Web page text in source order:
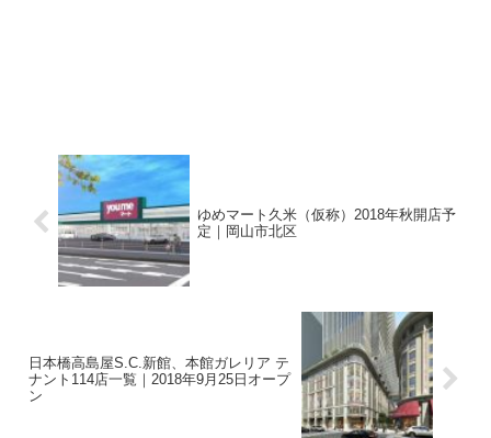
ゆめマート久米（仮称）2018年秋開店予
定｜岡山市北区
日本橋高島屋S.C.新館、本館ガレリア テ
ナント114店一覧｜2018年9月25日オープ
ン